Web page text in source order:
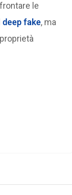
le
deep fake, ma